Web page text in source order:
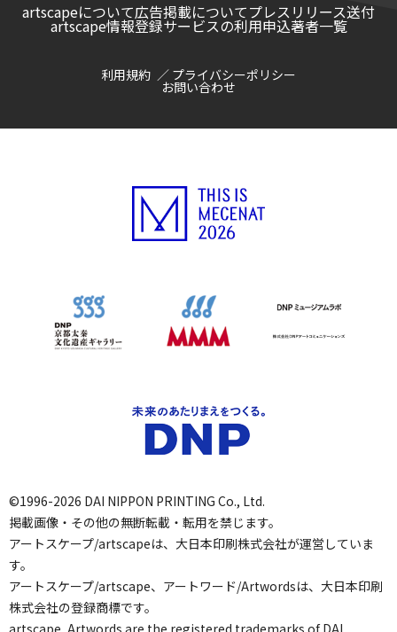
artscapeについて広告掲載についてプレスリリース送付
artscape情報登録サービスの利用申込著者一覧
利用規約 プライバシーポリシー
お問い合わせ
©1996-2026 DAI NIPPON PRINTING Co., Ltd.
掲載画像・その他の無断転載・転用を禁じます。
アートスケープ/artscapeは、大日本印刷株式会社が運営していま
す。
アートスケープ/artscape、アートワード/Artwordsは、大日本印刷
株式会社の登録商標です。